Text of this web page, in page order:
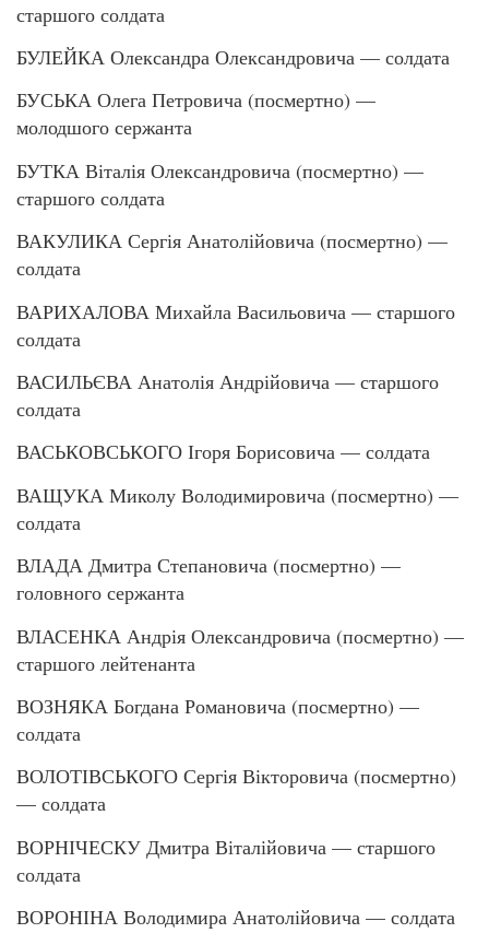
старшого солдата
БУЛЕЙКА Олександра Олександровича — солдата
БУСЬКА Олега Петровича (посмертно) —
молодшого сержанта
БУТКА Віталія Олександровича (посмертно) —
старшого солдата
ВАКУЛИКА Сергія Анатолійовича (посмертно) —
солдата
ВАРИХАЛОВА Михайла Васильовича — старшого
солдата
ВАСИЛЬЄВА Анатолія Андрійовича — старшого
солдата
ВАСЬКОВСЬКОГО Ігоря Борисовича — солдата
ВАЩУКА Миколу Володимировича (посмертно) —
солдата
ВЛАДА Дмитра Степановича (посмертно) —
головного сержанта
ВЛАСЕНКА Андрія Олександровича (посмертно) —
старшого лейтенанта
ВОЗНЯКА Богдана Романовича (посмертно) —
солдата
ВОЛОТІВСЬКОГО Сергія Вікторовича (посмертно)
— солдата
ВОРНІЧЕСКУ Дмитра Віталійовича — старшого
солдата
ВОРОНІНА Володимира Анатолійовича — солдата